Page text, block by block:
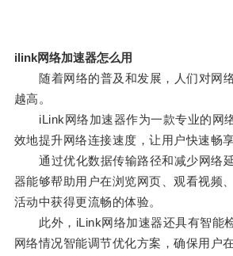
ilink网络加速器怎么用
随着网络的普及和发展，人们对网
越高。
iLink网络加速器作为一款专业的网
效地提升网络连接速度，让用户快速畅
通过优化数据传输路径和减少网络
器能够帮助用户在浏览网页、观看视频
活动中获得更流畅的体验。
此外，iLink网络加速器还具有智能
网络情况智能调节优化方案，确保用户